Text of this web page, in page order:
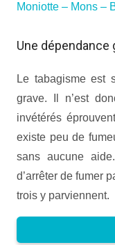
Moniotte – Mons –
Une dépendance
Le tabagisme est
grave. Il n’est
invétérés
existe peu de
sans aucune
d’arrêter de fumer
trois y parviennent.